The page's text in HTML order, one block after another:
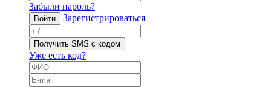
Забыли пароль?
Войти Зарегистрироваться
Получить SMS с кодом
Уже есть код?